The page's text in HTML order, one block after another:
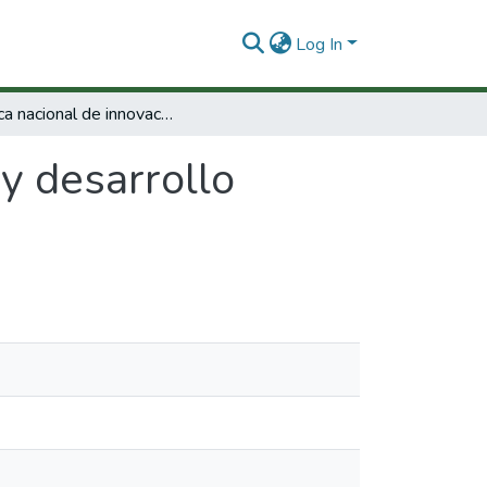
Log In
Política nacional de innovación y desarrollo tecnológico.
desarrollo